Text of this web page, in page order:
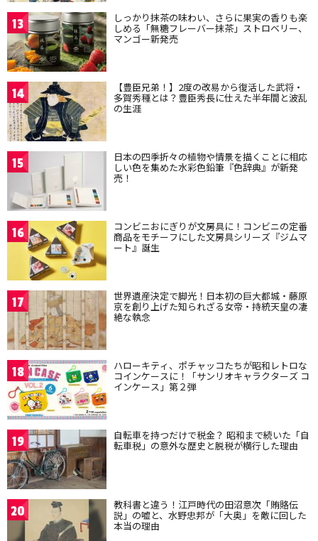
13 しっかり抹茶の味わい、さらに果実の香りも楽
しめる「無糖フレーバー抹茶」ストロベリー、
マンゴー新発売
14 【豊臣兄弟！】2度の改易から復活した武将・
多賀秀種とは？豊臣秀長に仕えた半年間と波乱
の生涯
15 日本の四季折々の植物や情景を描くことに相応
しい色を集めた水彩色鉛筆『色辞典』が新発
売！
16 コンビニおにぎりが文房具に！コンビニの定番
商品をモチーフにした文房具シリーズ『ジムマ
ート』誕生
17 世界遺産決定で脚光！日本初の巨大都城・藤原
京を創り上げた知られざる女帝・持統天皇の凄
絶な執念
18 ハローキティ、ポチャッコたちが昭和レトロな
コインケースに！「サンリオキャラクターズ コ
インケース」第２弾
19 自転車を持つだけで税金？ 昭和まで続いた「自
転車税」の意外な歴史と脱税が横行した理由
20 教科書と違う！江戸時代の田沼意次「賄賂伝
説」の嘘と、水野忠邦が「大奥」を敵に回した
本当の理由